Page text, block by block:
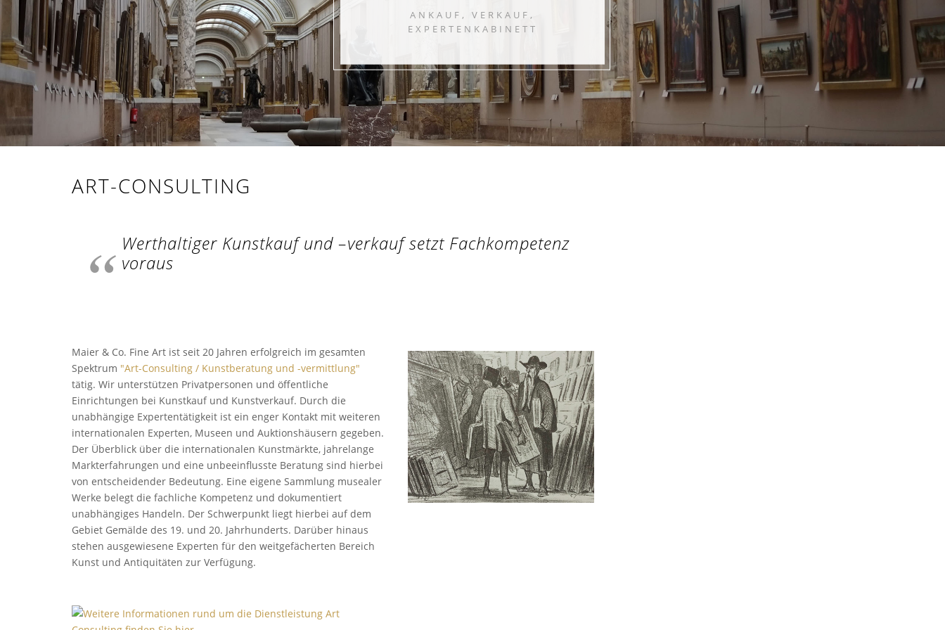
ANKAUF, VERKAUF,
EXPERTENKABINETT
ART-CONSULTING
Werthaltiger Kunstkauf und –verkauf setzt Fachkompetenz
voraus
Maier & Co. Fine Art ist seit 20 Jahren erfolgreich im gesamten
Spektrum "Art-Consulting / Kunstberatung und -vermittlung"
tätig. Wir unterstützen Privatpersonen und öffentliche
Einrichtungen bei Kunstkauf und Kunstverkauf. Durch die
unabhängige Expertentätigkeit ist ein enger Kontakt mit weiteren
internationalen Experten, Museen und Auktionshäusern gegeben.
Der Überblick über die internationalen Kunstmärkte, jahrelange
Markterfahrungen und eine unbeeinflusste Beratung sind hierbei
von entscheidender Bedeutung. Eine eigene Sammlung musealer
Werke belegt die fachliche Kompetenz und dokumentiert
unabhängiges Handeln. Der Schwerpunkt liegt hierbei auf dem
Gebiet Gemälde des 19. und 20. Jahrhunderts. Darüber hinaus
stehen ausgewiesene Experten für den weitgefächerten Bereich
Kunst und Antiquitäten zur Verfügung.